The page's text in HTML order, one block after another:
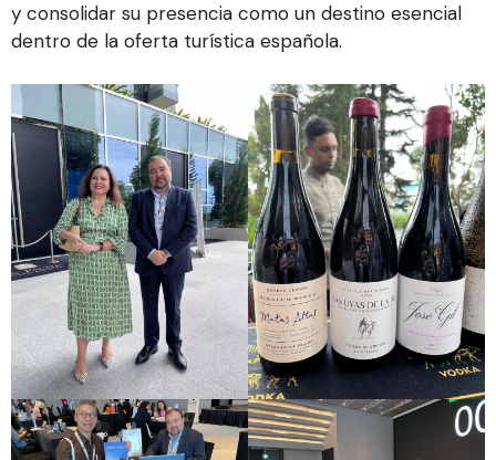
y consolidar su presencia como un destino esencial
dentro de la oferta turística española.